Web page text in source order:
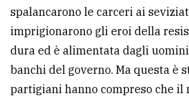
spalancarono le carceri ai
imprigionarono gli eroi della
dura ed è alimentata dagli
banchi del governo. Ma questa è
partigiani hanno compreso che il